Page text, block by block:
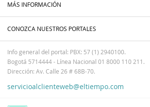
MÁS INFORMACIÓN
CONOZCA NUESTROS PORTALES
Info general del portal: PBX: 57 (1) 2940100.
Bogotá 5714444 - Línea Nacional 01 8000 110 211.
Dirección: Av. Calle 26 # 68B-70.
servicioalclienteweb@eltiempo.com